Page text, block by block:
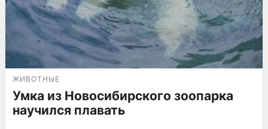
ЖИВОТНЫЕ
Умка из Новосибирского зоопарка
научился плавать